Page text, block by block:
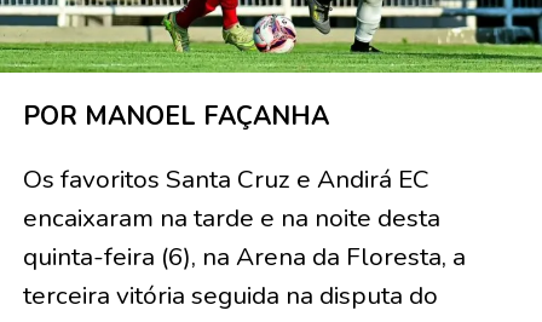
POR MANOEL FAÇANHA
Os favoritos Santa Cruz e Andirá EC
encaixaram na tarde e na noite desta
quinta-feira (6), na Arena da Floresta, a
terceira vitória seguida na disputa do